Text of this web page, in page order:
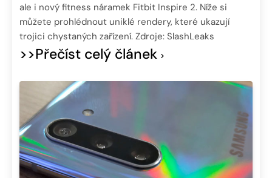
ale i nový fitness náramek Fitbit Inspire 2. Níže si
můžete prohlédnout uniklé rendery, které ukazují
trojici chystaných zařízení. Zdroje: SlashLeaks
>>Přečíst celý článek